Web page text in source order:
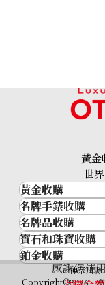
18K gold (K18)
HKD 209,457.25
感謝您使
黃金
世
黃金收購
黃金･金條
金條
金幣及銀幣
過去十年黃金價
金飾
名牌手錶收購
名牌手錶收購
勞力士 (Rolex)
Patek
Audemars
名牌品收購
名牌品收購
HERMES
LOUIS
寶石和珠寶收購
寶石和珠寶
鉑金收購
神奈川
Copyright©2026 高